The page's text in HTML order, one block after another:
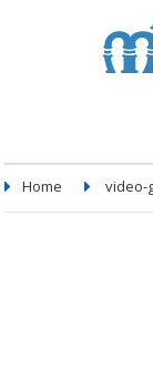
Home video-